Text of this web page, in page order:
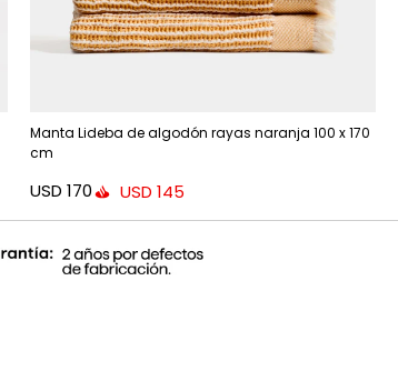
Manta Lideba de algodón rayas naranja 100 x 170
cm
USD 170 USD 145